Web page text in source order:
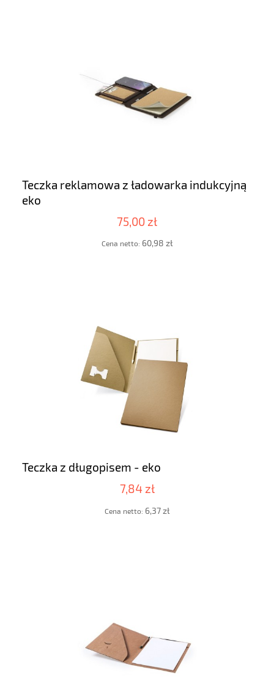
Teczka reklamowa z ładowarka indukcyjną
eko
75,00 zł
Cena netto: 60,98 zł
Teczka z długopisem - eko
7,84 zł
Cena netto: 6,37 zł